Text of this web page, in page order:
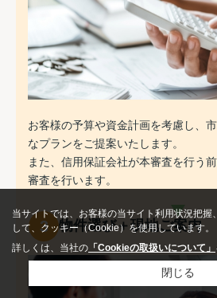
お客様の予算や資金計画を考慮し、
なプランをご提案いたします。
また、信用保証会社が本審査を行う
審査を行います。
3 物件選び＋現地ご案内
当サイトでは、お客様の当サイト利用状況把握
して、クッキー（Cookie）を使用しています。
詳しくは、当社の 「Cookieの取扱いについて」
閉じる